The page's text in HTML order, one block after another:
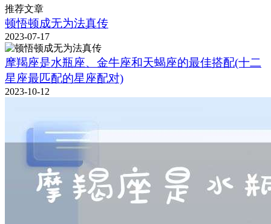
推荐文章
顿悟顿成无为法真传
2023-07-17
摩羯座是水瓶座、金牛座和天蝎座的最佳搭配(十二
星座最匹配的星座配对)
2023-10-12